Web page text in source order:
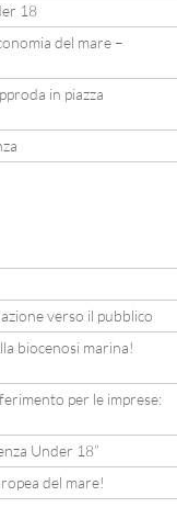
18
del mare –
in piazza
verso il pubblico
biocenosi marina!
per le imprese:
Under 18”
del mare!